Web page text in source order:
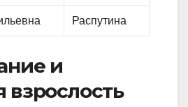
Распутина
и
взрослость